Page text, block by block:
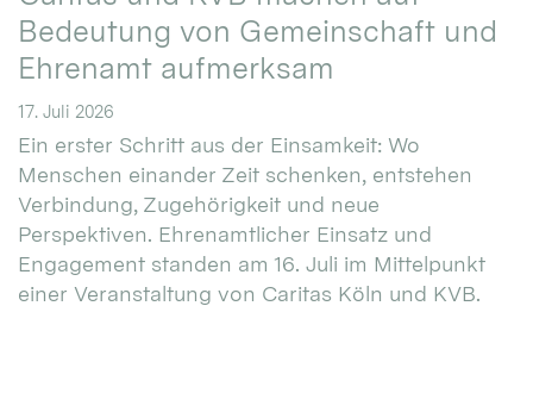
Bedeutung von Gemeinschaft und
Ehrenamt aufmerksam
17. Juli 2026
Ein erster Schritt aus der Einsamkeit: Wo
Menschen einander Zeit schenken, entstehen
Verbindung, Zugehörigkeit und neue
Perspektiven. Ehrenamtlicher Einsatz und
Engagement standen am 16. Juli im Mittelpunkt
einer Veranstaltung von Caritas Köln und KVB.